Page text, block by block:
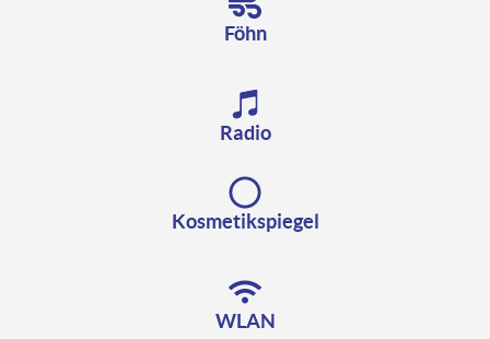
Föhn
Radio
Kosmetikspiegel
WLAN